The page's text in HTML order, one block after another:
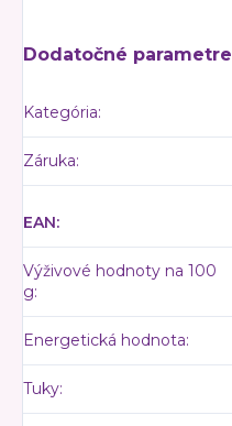
Dodatočné parametre
Kategória:
Záruka:
EAN:
Výživové hodnoty na 100
g:
Energetická hodnota:
Tuky: